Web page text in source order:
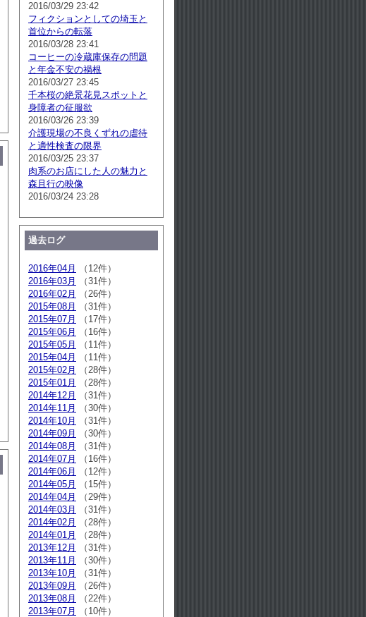
2016/03/29 23:42
フィクションとしての埼玉と
首位からの転落
2016/03/28 23:41
コーヒーの冷蔵庫保存の問題
と年金不安の禍根
2016/03/27 23:45
千本桜の絶景花見スポットと
身障者の征服欲
2016/03/26 23:39
介護現場の不良くずれの虐待
と適性検査の限界
2016/03/25 23:37
肉系のお店にした人の魅力と
森且行の映像
2016/03/24 23:28
過去ログ
2016年04月
（12件）
2016年03月
（31件）
2016年02月
（26件）
2015年08月
（31件）
2015年07月
（17件）
2015年06月
（16件）
2015年05月
（11件）
2015年04月
（11件）
2015年02月
（28件）
2015年01月
（28件）
2014年12月
（31件）
2014年11月
（30件）
2014年10月
（31件）
2014年09月
（30件）
2014年08月
（31件）
2014年07月
（16件）
2014年06月
（12件）
2014年05月
（15件）
2014年04月
（29件）
2014年03月
（31件）
2014年02月
（28件）
2014年01月
（28件）
2013年12月
（31件）
2013年11月
（30件）
2013年10月
（31件）
2013年09月
（26件）
2013年08月
（22件）
2013年07月
（10件）